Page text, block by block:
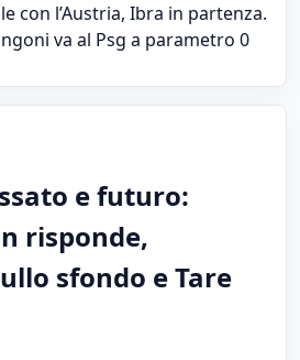
con l’Austria, Ibra in partenza.
va al Psg a parametro 0
e futuro:
risponde,
sfondo e Tare